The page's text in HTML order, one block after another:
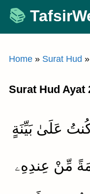
Skip
content
Home » Surat Hud »
Surat Hud Ayat
عَلَىٰ بَيِّنَةٍ
مِّنْ عِندِهِۦ